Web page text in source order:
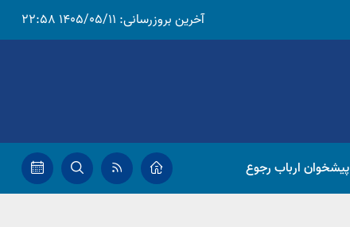
آخرین بروزرسانی: 1405/05/11 22:58
پیشخوان ارباب رجوع